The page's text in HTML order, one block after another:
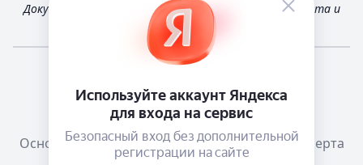
Документ получен из открытых источников Росстата и
Федеральной налоговой службы России
Телеграм канал о сервисе
Основания размещения информации
Оферта